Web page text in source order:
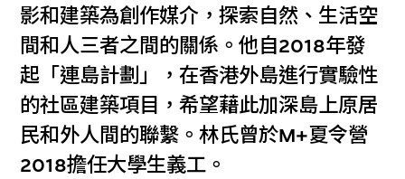
影和建築為創作媒介，探索自然、生活空
間和人三者之間的關係。他自2018年發
起「連島計劃」，在香港外島進行實驗性
的社區建築項目，希望藉此加深島上原居
民和外人間的聯繫。林氏曾於M+夏令營
2018擔任大學生義工。